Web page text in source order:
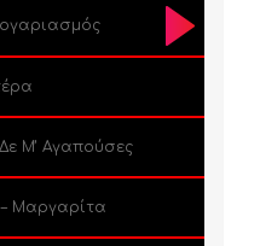
Μ’ Αγαπούσες
Μαργαρίτα